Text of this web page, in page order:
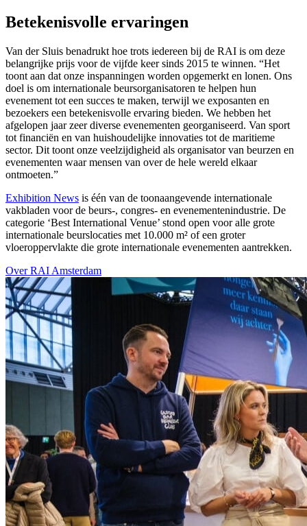
Betekenisvolle ervaringen
Van der Sluis benadrukt hoe trots iedereen bij de RAI is om deze
belangrijke prijs voor de vijfde keer sinds 2015 te winnen. “Het
toont aan dat onze inspanningen worden opgemerkt en lonen. Ons
doel is om internationale beursorganisatoren te helpen hun
evenement tot een succes te maken, terwijl we exposanten en
bezoekers een betekenisvolle ervaring bieden. We hebben het
afgelopen jaar zeer diverse evenementen georganiseerd. Van sport
tot financiën en van huishoudelijke innovaties tot de maritieme
sector. Dit toont onze veelzijdigheid als organisator van beurzen en
evenementen waar mensen van over de hele wereld elkaar
ontmoeten.”
Exhibition News is één van de toonaangevende internationale
vakbladen voor de beurs-, congres- en evenementenindustrie. De
categorie ‘Best International Venue’ stond open voor alle grote
internationale beurslocaties met 10.000 m² of een groter
vloeroppervlakte die grote internationale evenementen aantrekken.
Over RAI Amsterdam